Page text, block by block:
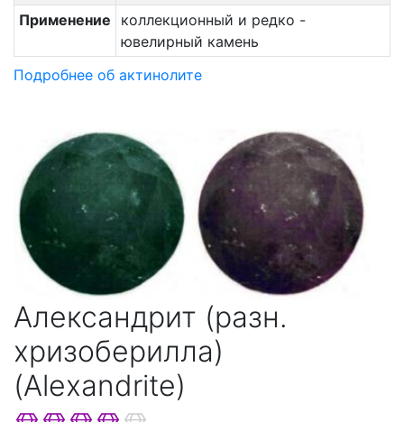
Применение
коллекционный и редко -
ювелирный камень
Подробнее об актинолите
Александрит (разн.
хризоберилла)
(Alexandrite)